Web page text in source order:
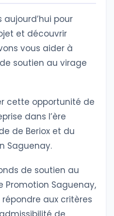
pour
et découvrir
vous aider à
soutien au virage
cette opportunité de
dans l’ère
de Beriox et du
Saguenay.
de soutien au
Promotion Saguenay,
aux critères